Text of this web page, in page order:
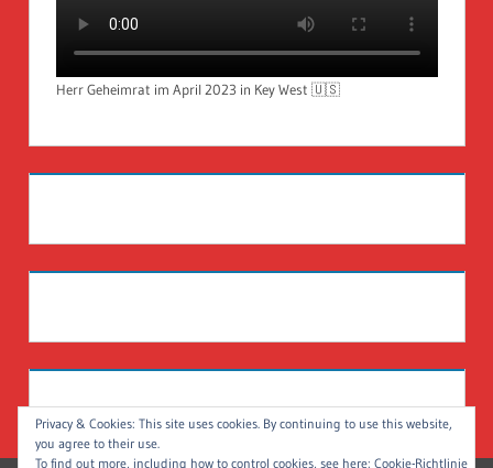
Herr Geheimrat im April 2023 in Key West 🇺🇸
Privacy & Cookies: This site uses cookies. By continuing to use this website,
you agree to their use.
To find out more, including how to control cookies, see here: Cookie-Richtlinie